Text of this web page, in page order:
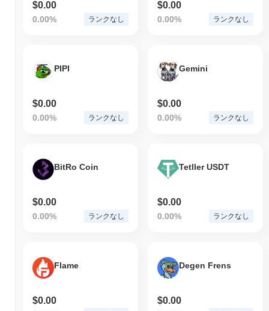
$0.00
0.00% ランクなし
$0.00
0.00% ランクなし
PIPI
$0.00
0.00% ランクなし
Gemini
$0.00
0.00% ランクなし
BitRo Coin
$0.00
0.00% ランクなし
Tetller USDT
$0.00
0.00% ランクなし
Flame
$0.00
Degen Frens
$0.00